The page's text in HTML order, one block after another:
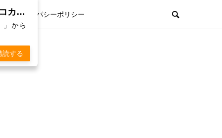
プライパシーポリシー
親孝行欲を刺激するWebマガジン「 KOKARA（コカラ）」から通知を受け取る
」から
読する